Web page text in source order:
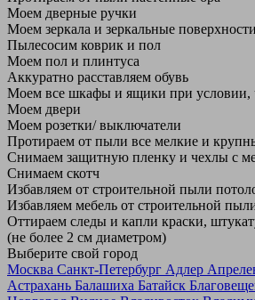
Моем дверные ручки
Моем зеркала и зеркальные поверхности
Пылесосим коврик и пол
Моем пол и плинтуса
Аккуратно расставляем обувь
Моем все шкафы и ящики при условии,
Моем двери
Моем розетки/ выключатели
Протираем от пыли все мелкие и
Снимаем защитную пленку и чехлы с
Снимаем скотч
Избавляем от строительной пыли
Избавляем мебель от строительной
Оттираем следы и капли краски,
(не более 2 см диаметром)
Выберите свой город
Москва Санкт-Петербург Адлер
Астрахань Балашиха Батайск